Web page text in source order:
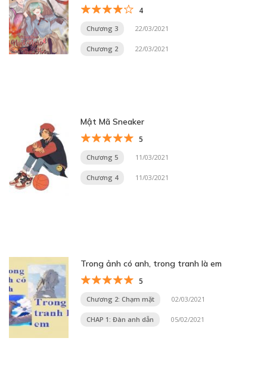
4
Chương 3 22/03/2021
Chương 2 22/03/2021
Mật Mã Sneaker
5
Chương 5 11/03/2021
Chương 4 11/03/2021
Trong ảnh có anh, trong tranh là em
5
Chương 2: Chạm mặt 02/03/2021
CHAP 1: Đàn anh dẫn 05/02/2021